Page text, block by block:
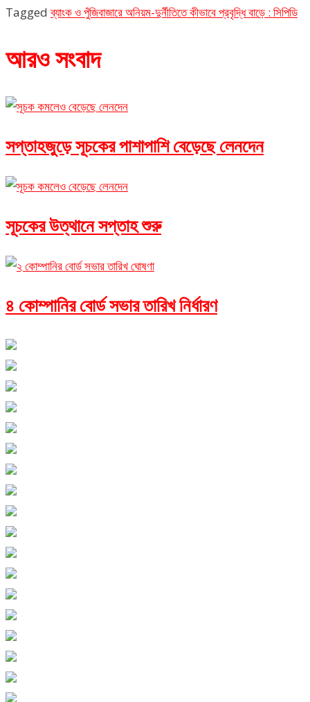
Taggedব্যাংক ও পুঁজিবাজারে অনিয়ম-দুর্নীতিতে কীভাবে প্রবৃদ্ধি বাড়ে : সিপিডি
আরও সংবাদ
সপ্তাহজুড়ে সূচকের পাশাপাশি বেড়েছে লেনদেন
সূচকের উত্থানে সপ্তাহ শুরু
৪ কোম্পানির বোর্ড সভার তারিখ নির্ধারণ